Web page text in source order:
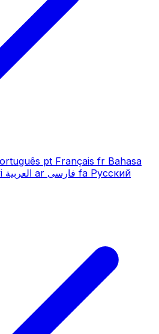
pt Français fr Bahasa
العربية ar فارسی fa Русский